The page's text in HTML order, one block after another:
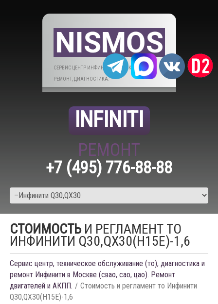
СЕРВИС ЦЕНТР ИНФИНИТИ В МОСКВЕ. ТО,
РЕМОНТ, ДИАГНОСТИКА.
INFINITI
РЕМОНТ
+7 (495) 776-88-88
СТОИМОСТЬИ РЕГЛАМЕНТ ТО
ИНФИНИТИ Q30,QX30(H15E)-1,6
Сервис центр, техническое обслуживание (то), диагностика и
ремонт Инфинити в Москве (свао, сао, цао). Ремонт
двигателей и АКПП.
Стоимость и регламент то Инфинити
Q30,QX30(H15E)-1,6